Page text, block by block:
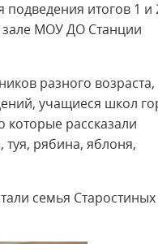
подведения итогов 1 и
зале МОУ ДО Станции
разного возраста,
учащиеся школ
рассказали
туя, рябина, яблоня,
семья Старостиных